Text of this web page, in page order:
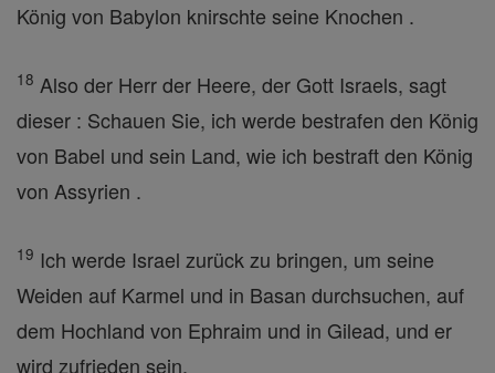
König von Babylon knirschte seine Knochen .
18 Also der Herr der Heere, der Gott Israels, sagt
dieser : Schauen Sie, ich werde bestrafen den König
von Babel und sein Land, wie ich bestraft den König
von Assyrien .
19 Ich werde Israel zurück zu bringen, um seine
Weiden auf Karmel und in Basan durchsuchen, auf
dem Hochland von Ephraim und in Gilead, und er
wird zufrieden sein.